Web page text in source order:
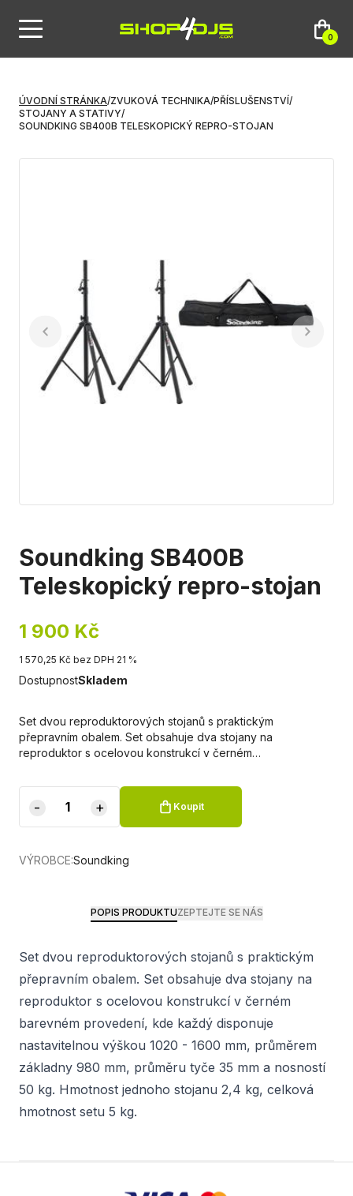
0
ÚVODNÍ STRÁNKA/ZVUKOVÁ TECHNIKA/PŘÍSLUŠENSTVÍ/
STOJANY A STATIVY/
SOUNDKING SB400B TELESKOPICKÝ REPRO-STOJAN
Soundking SB400B
Teleskopický repro-stojan
1 900 Kč
1 570,25 Kč bez DPH 21 %
DostupnostSkladem
Set dvou reproduktorových stojanů s praktickým
přepravním obalem. Set obsahuje dva stojany na
reproduktor s ocelovou konstrukcí v černém…
- + Koupit
VÝROBCE:Soundking
POPIS PRODUKTUZEPTEJTE SE NÁS
Set dvou reproduktorových stojanů s praktickým
přepravním obalem. Set obsahuje dva stojany na
reproduktor s ocelovou konstrukcí v černém
barevném provedení, kde každý disponuje
nastavitelnou výškou 1020 - 1600 mm, průměrem
základny 980 mm, průměru tyče 35 mm a nosností
50 kg. Hmotnost jednoho stojanu 2,4 kg, celková
hmotnost setu 5 kg.